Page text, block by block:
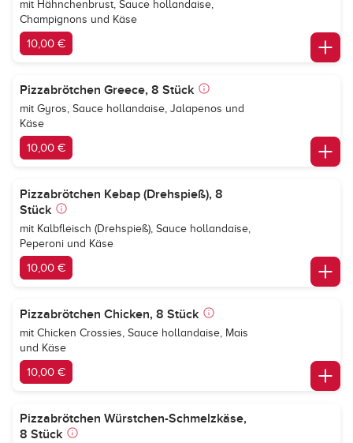
mit Hähnchenbrust, Sauce hollandaise,
Champignons und Käse
10,00 €
Pizzabrötchen Greece, 8 Stück
mit Gyros, Sauce hollandaise, Jalapenos und
Käse
10,00 €
Pizzabrötchen Kebap (Drehspieß), 8
Stück
mit Kalbfleisch (Drehspieß), Sauce hollandaise,
Peperoni und Käse
10,00 €
Pizzabrötchen Chicken, 8 Stück
mit Chicken Crossies, Sauce hollandaise, Mais
und Käse
10,00 €
Pizzabrötchen Würstchen-Schmelzkäse,
8 Stück